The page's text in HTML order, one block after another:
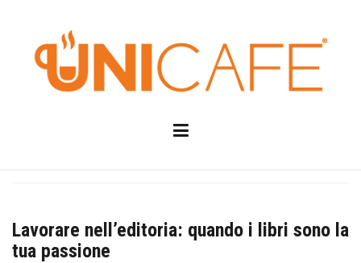
content
Lavorare nell’editoria: quando i libri sono la
tua passione